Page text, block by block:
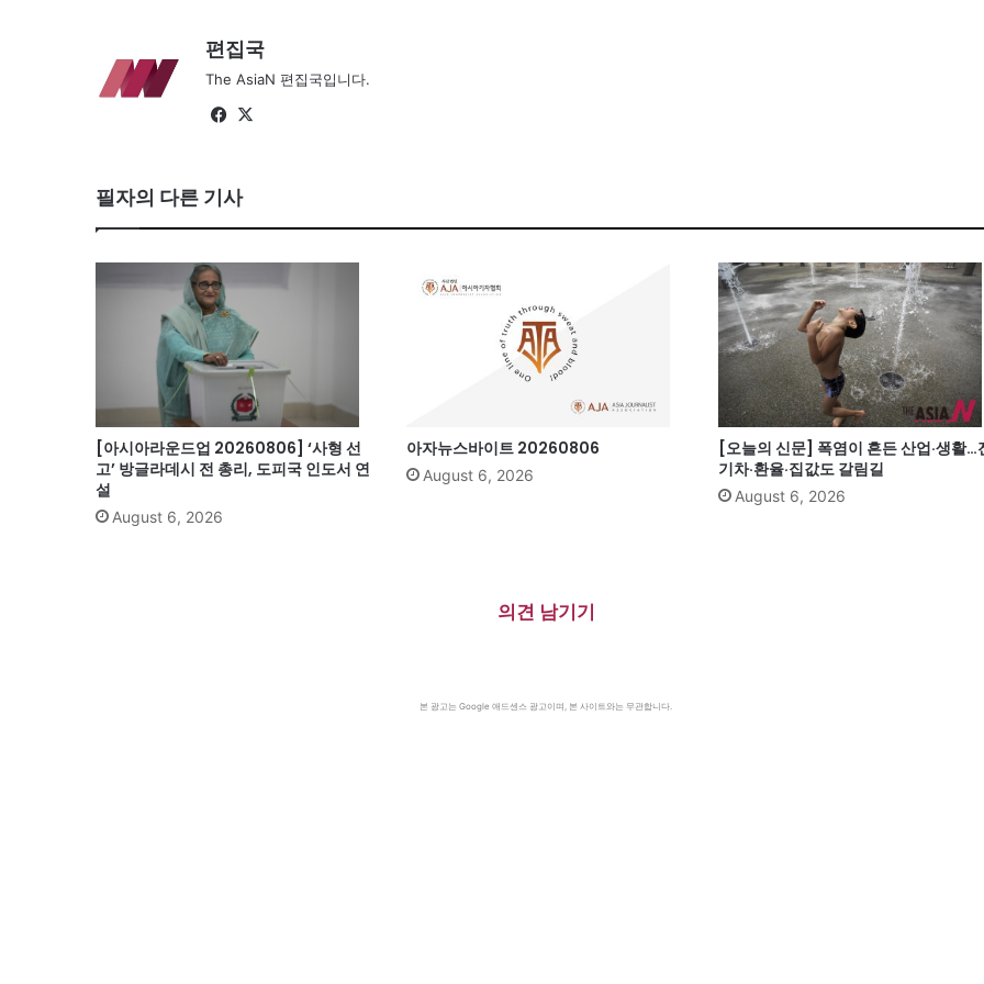
편집국
The AsiaN 편집국입니다.
Facebook
필자의 다른 기사
[아시아라운드업 20260806] ‘사형 선
고’ 방글라데시 전 총리, 도피국 인도서 연
설
August 6, 2026
아자뉴스바이트 20260806
August 6, 2026
[오늘의 신문] 폭염이 흔든 산업·생활…
기차·환율·집값도 갈림길
August 6, 2026
의견 남기기
본 광고는 Google 애드센스 광고이며, 본 사이트와는 무관합니다.